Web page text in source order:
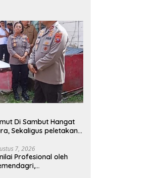
Di Sambut Hangat
Sekaligus peletakan
7, 2026
Profesional oleh